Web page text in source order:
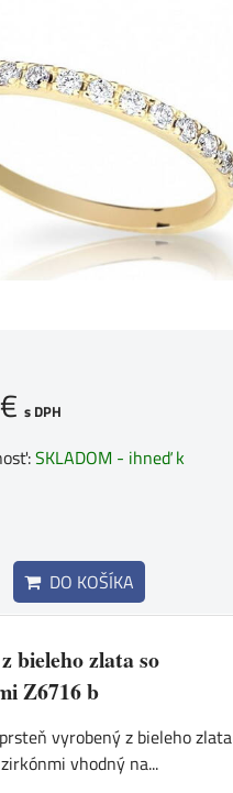
s DPH
SKLADOM - ihneď k
DO KOŠÍKA
bieleho zlata so
Z6716 b
vyrobený z bieleho zlata
vhodný na...